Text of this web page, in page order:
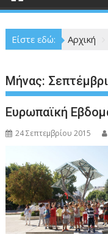
Είστε εδώ: Αρχική
Μήνας:
Ευρωπαϊκή
24 Σεπτεμβρίου 2015